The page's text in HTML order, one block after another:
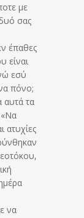
με
σας
έπαθες
είναι
εσύ
πόνο;
αυτά τα
«Να
ατυχίες
να